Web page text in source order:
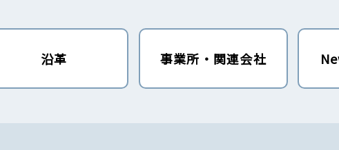
沿革 事業所・関連会社